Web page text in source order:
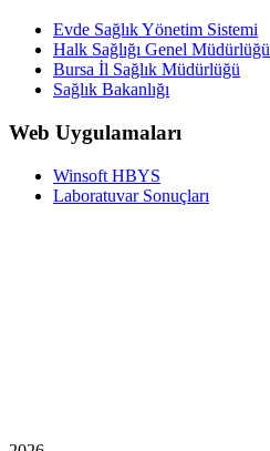
Evde Sağlık Yönetim Sistemi
Halk Sağlığı Genel Müdürlüğü
Bursa İl Sağlık Müdürlüğü
Sağlık Bakanlığı
Web Uygulamaları
Winsoft HBYS
Laboratuvar Sonuçları